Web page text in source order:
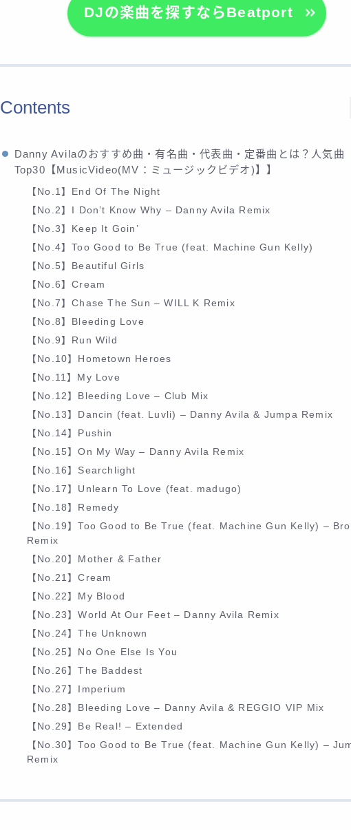
DJの楽曲を探すならBeatport
Contents
Danny Avilaのおすすめ曲・有名曲・代表曲・定番曲とは？人気曲
Top30【MusicVideo(MV：ミュージックビデオ)】】
【No.1】End Of The Night
【No.2】I Don’t Know Why – Danny Avila Remix
【No.3】Keep It Goin’
【No.4】Too Good to Be True (feat. Machine Gun Kelly)
【No.5】Beautiful Girls
【No.6】Cream
【No.7】Chase The Sun – WILL K Remix
【No.8】Bleeding Love
【No.9】Run Wild
【No.10】Hometown Heroes
【No.11】My Love
【No.12】Bleeding Love – Club Mix
【No.13】Dancin (feat. Luvli) – Danny Avila & Jumpa Remix
【No.14】Pushin
【No.15】On My Way – Danny Avila Remix
【No.16】Searchlight
【No.17】Unlearn To Love (feat. madugo)
【No.18】Remedy
【No.19】Too Good to Be True (feat. Machine Gun Kelly) –
Remix
【No.20】Mother & Father
【No.21】Cream
【No.22】My Blood
【No.23】World At Our Feet – Danny Avila Remix
【No.24】The Unknown
【No.25】No One Else Is You
【No.26】The Baddest
【No.27】Imperium
【No.28】Bleeding Love – Danny Avila & REGGIO VIP Mix
【No.29】Be Real! – Extended
【No.30】Too Good to Be True (feat. Machine Gun Kelly) –
Remix